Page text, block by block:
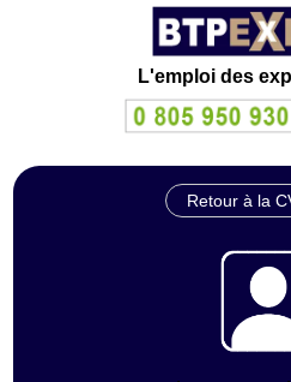
L'emploi des
Retour à la